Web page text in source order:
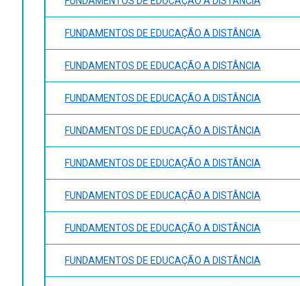
FUNDAMENTOS DE EDUCAÇÃO A DISTÂNCIA
FUNDAMENTOS DE EDUCAÇÃO A DISTÂNCIA
FUNDAMENTOS DE EDUCAÇÃO A DISTÂNCIA
FUNDAMENTOS DE EDUCAÇÃO A DISTÂNCIA
FUNDAMENTOS DE EDUCAÇÃO A DISTÂNCIA
FUNDAMENTOS DE EDUCAÇÃO A DISTÂNCIA
FUNDAMENTOS DE EDUCAÇÃO A DISTÂNCIA
FUNDAMENTOS DE EDUCAÇÃO A DISTÂNCIA